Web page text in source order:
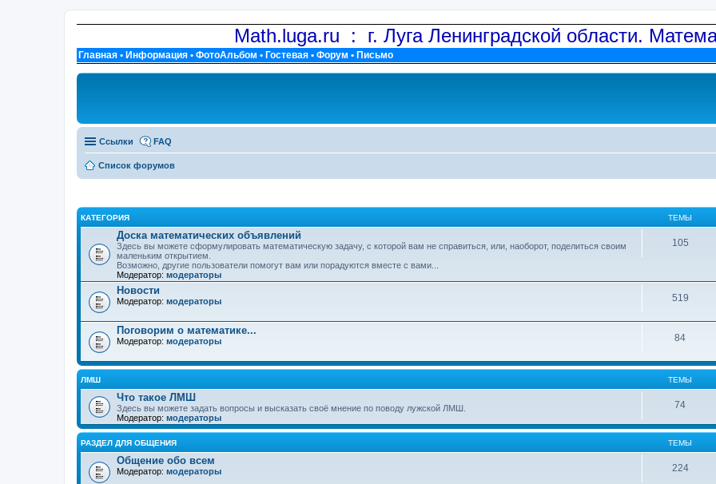
Math.luga.ru : г. Луга Ленинградской области.
Главная • Информация • ФотоАльбом • Гостевая • Форум • Письмо
Ссылки FAQ
Список форумов
КАТЕГОРИЯ ТЕМЫ
Доска математических объявлений
Здесь вы можете сформулировать математическую задачу, с которой вам не справиться, или, наоборот, поделиться своим
маленьким открытием.
Возможно, другие пользователи помогут вам или порадуются вместе с вами...
Модератор: модераторы
105
Новости
Модератор: модераторы 519
Поговорим о математике...
Модератор: модераторы 84
ЛМШ ТЕМЫ
Что такое ЛМШ
Здесь вы можете задать вопросы и высказать своё мнение по поводу лужской ЛМШ.
Модератор: модераторы
74
РАЗДЕЛ ДЛЯ ОБЩЕНИЯ ТЕМЫ
Общение обо всем
Модератор: модераторы 224